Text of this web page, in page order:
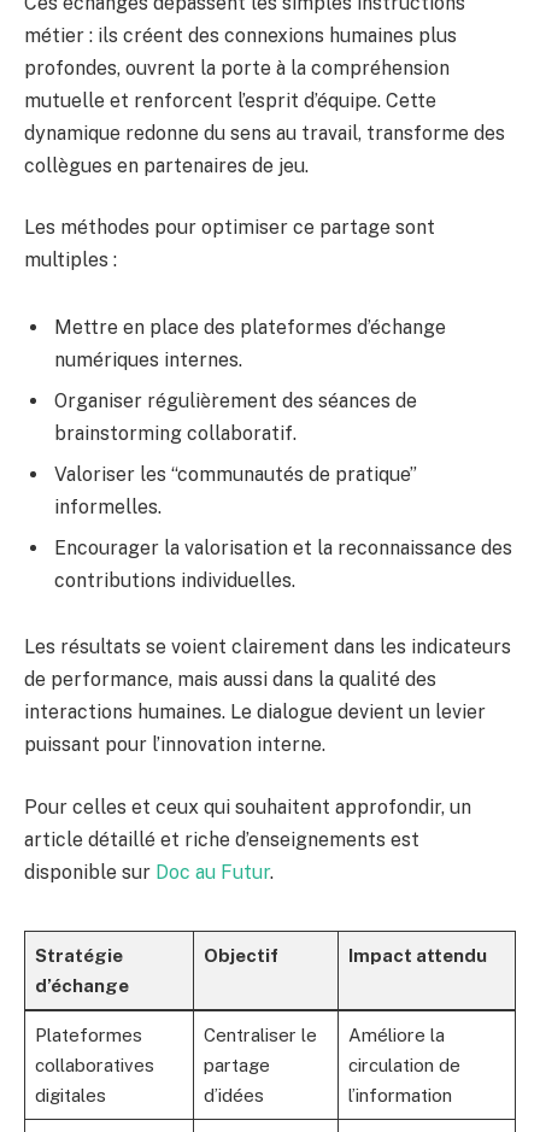
métier : ils créent des connexions humaines plus
profondes, ouvrent la porte à la compréhension
mutuelle et renforcent l’esprit d’équipe. Cette
dynamique redonne du sens au travail, transforme des
collègues en partenaires de jeu.
Les méthodes pour optimiser ce partage sont
multiples :
Mettre en place des plateformes d’échange
numériques internes.
Organiser régulièrement des séances de
brainstorming collaboratif.
Valoriser les “communautés de pratique”
informelles.
Encourager la valorisation et la reconnaissance des
contributions individuelles.
Les résultats se voient clairement dans les indicateurs
de performance, mais aussi dans la qualité des
interactions humaines. Le dialogue devient un levier
puissant pour l’innovation interne.
Pour celles et ceux qui souhaitent approfondir, un
article détaillé et riche d’enseignements est
disponible sur Doc au Futur.
Stratégie
d’échange
Objectif Impact attendu
Plateformes
collaboratives
digitales
Centraliser le
partage
d’idées
Améliore la
circulation de
l’information